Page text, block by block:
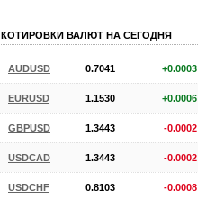
КОТИРОВКИ ВАЛЮТ НА СЕГОДНЯ
AUDUSD 0.7041 +0.0003
EURUSD 1.1530 +0.0006
GBPUSD 1.3443 -0.0002
USDCAD 1.3443 -0.0002
USDCHF 0.8103 -0.0008